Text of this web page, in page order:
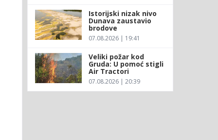
Istorijski nizak nivo
Dunava zaustavio
brodove
07.08.2026 | 19:41
Veliki požar kod
Gruda: U pomoć stigli
Air Tractori
07.08.2026 | 20:39